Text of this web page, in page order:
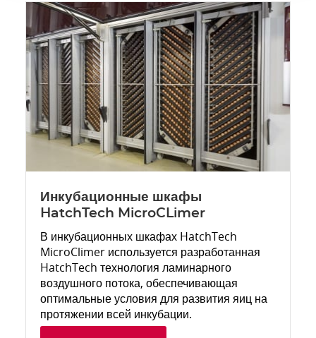
Инкубационные шкафы
HatchTech MicroCLimer
В инкубационных шкафах HatchTech
MicroClimer используется разработанная
HatchTech технология ламинарного
воздушного потока, обеспечивающая
оптимальные условия для развития яиц на
протяжении всей инкубации.